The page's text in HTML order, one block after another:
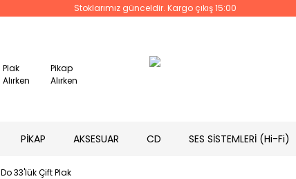
Stoklarımız günceldir. Kargo çıkış 15:00
Plak
Alırken
Pikap
Alırken
PİKAP AKSESUAR CD SES SİSTEMLERİ (Hi-Fi)
33'lük Çift Plak